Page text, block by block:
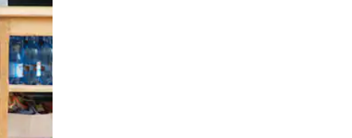
εξερευνήσετε με την αφή ή να τη σύρετε με τα δάχτυλα.